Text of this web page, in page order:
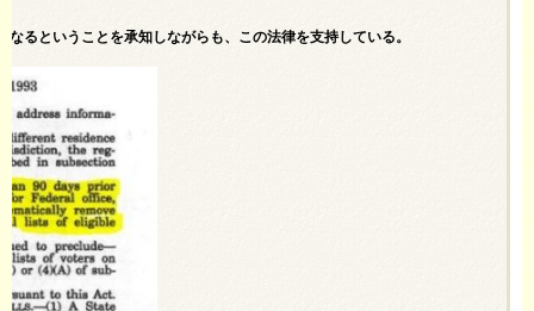
るということを承知しながらも、この法律を支持している。